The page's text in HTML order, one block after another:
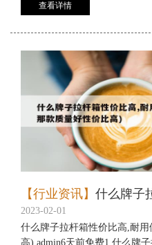
查看详情
【行业资讯】
2023-02-01
什么牌子拉杆箱性价比高,耐
高) admin6天前免费1 什么牌